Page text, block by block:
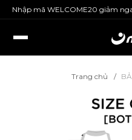
Nhập mã WELCOME20 giảm
Trang chủ